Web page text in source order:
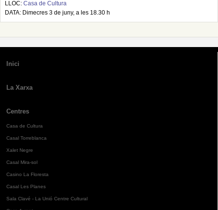
LLOC: Casa de Cultura
DATA: Dimecres 3 de juny, a les 18.30 h
Inici
La Xarxa
Centres
Casa de Cultura
Casal Torreblanca
Xalet Negre
Casal Mira-sol
Casino La Floresta
Casal Les Planes
Sala Clavé - La Unió Centre Cultural